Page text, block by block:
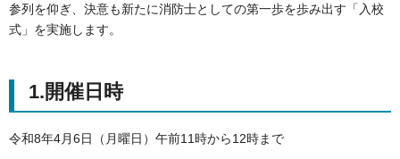
参列を仰ぎ、決意も新たに消防士としての第一歩を歩み出す「入校
式」を実施します。
1.開催日時
令和8年4月6日（月曜日）午前11時から12時まで